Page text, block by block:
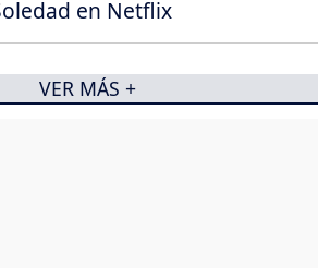
en Netflix
VER MÁS +